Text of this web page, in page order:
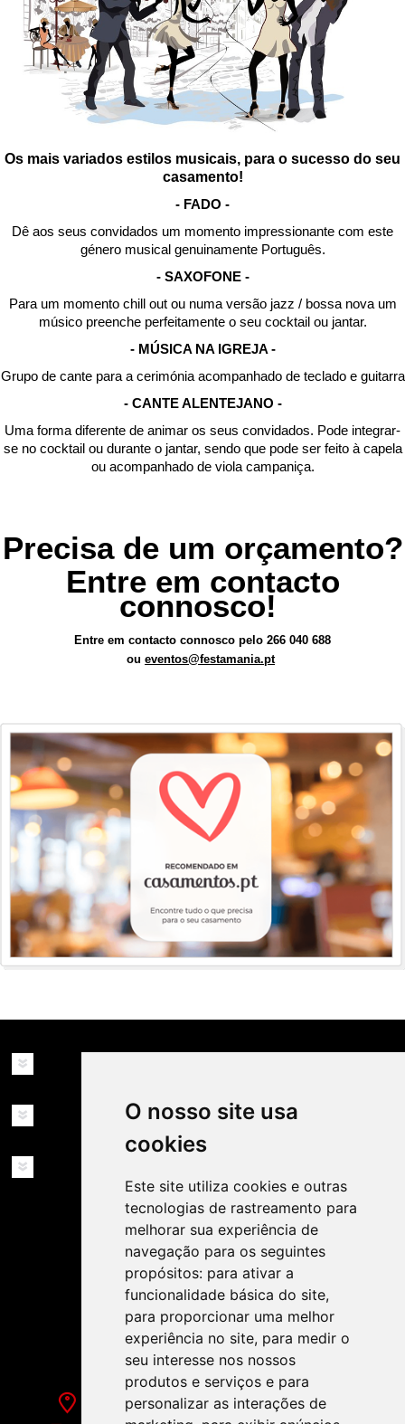
O nosso site usa
cookies
Este site utiliza cookies e outras
tecnologias de rastreamento para
melhorar sua experiência de
navegação para os seguintes
propósitos: para ativar a
funcionalidade básica do site,
para proporcionar uma melhor
experiência no site, para medir o
seu interesse nos nossos
produtos e serviços e para
personalizar as interações de
Os mais variados estilos musicais, para o sucesso do seu
casamento!
- FADO -
Dê aos seus convidados um momento impressionante com este
género musical genuinamente Português.
- SAXOFONE -
Para um momento chill out ou numa versão jazz / bossa nova um
músico preenche perfeitamente o seu cocktail ou jantar.
- MÚSICA NA IGREJA -
Grupo de cante para a cerimónia acompanhado de teclado e guitarra
- CANTE ALENTEJANO -
Uma forma diferente de animar os seus convidados. Pode integrar-
se no cocktail ou durante o jantar, sendo que pode ser feito à capela
ou acompanhado de viola campaniça.
Precisa de um orçamento?
Entre em contacto
connosco!
Entre em contacto connosco pelo 266 040 688
ou eventos@festamania.pt
MINHA CONTA
SIGA-NOS NAS REDES SOCIAIS!
Rua de Évora, 70-C - Reguengos de Monsaraz